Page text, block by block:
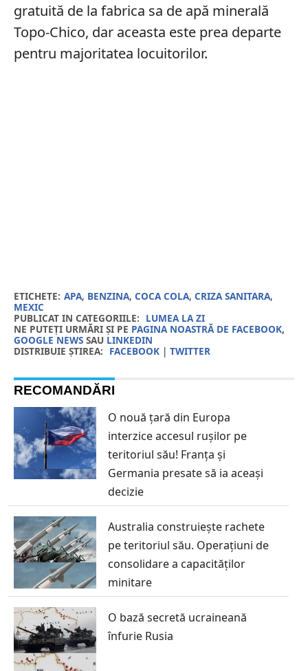
gratuită de la fabrica sa de apă minerală
Topo-Chico, dar aceasta este prea departe
pentru majoritatea locuitorilor.
ETICHETE: APA, BENZINA, COCA COLA, CRIZA SANITARA,
MEXIC
PUBLICAT IN CATEGORIILE: LUMEA LA ZI
NE PUTEȚI URMĂRI ȘI PE PAGINA NOASTRĂ DE FACEBOOK,
GOOGLE NEWSSAU LINKEDIN
DISTRIBUIE ȘTIREA: FACEBOOK| TWITTER
RECOMANDĂRI
O nouă țară din Europa
interzice accesul rușilor pe
teritoriul său! Franța și
Germania presate să ia aceași
decizie
Australia construiește rachete
pe teritoriul său. Operațiuni de
consolidare a capacităților
minitare
O bază secretă ucraineană
înfurie Rusia